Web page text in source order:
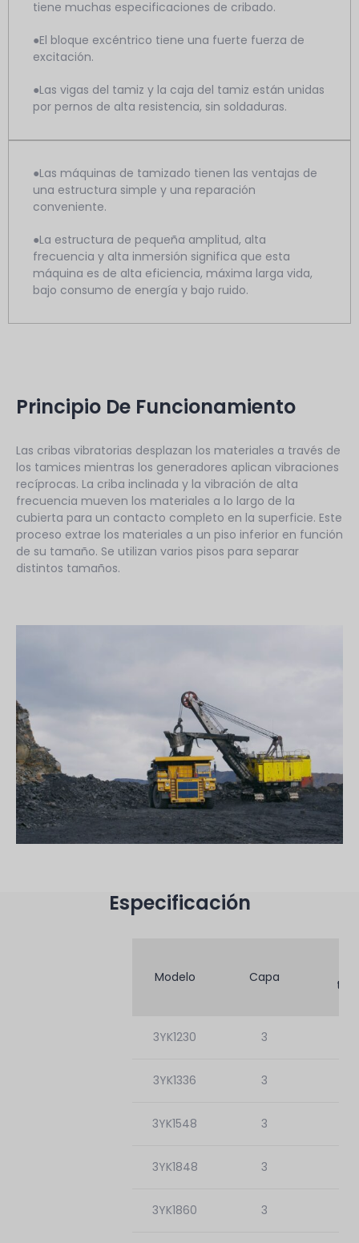
tiene muchas especificaciones de cribado.
●El bloque excéntrico tiene una fuerte fuerza de
excitación.
●Las vigas del tamiz y la caja del tamiz están unidas
por pernos de alta resistencia, sin soldaduras.
●Las máquinas de tamizado tienen las ventajas de
una estructura simple y una reparación
conveniente.
●La estructura de pequeña amplitud, alta
frecuencia y alta inmersión significa que esta
máquina es de alta eficiencia, máxima larga vida,
bajo consumo de energía y bajo ruido.
Principio De Funcionamiento
Las cribas vibratorias desplazan los materiales a través de
los tamices mientras los generadores aplican vibraciones
recíprocas. La criba inclinada y la vibración de alta
frecuencia mueven los materiales a lo largo de la
cubierta para un contacto completo en la superficie. Este
proceso extrae los materiales a un piso inferior en función
de su tamaño. Se utilizan varios pisos para separar
distintos tamaños.
Especificación
Modelo Capa
3YK1230 3
3YK1336 3
3YK1548 3
3YK1848 3
3YK1860 3